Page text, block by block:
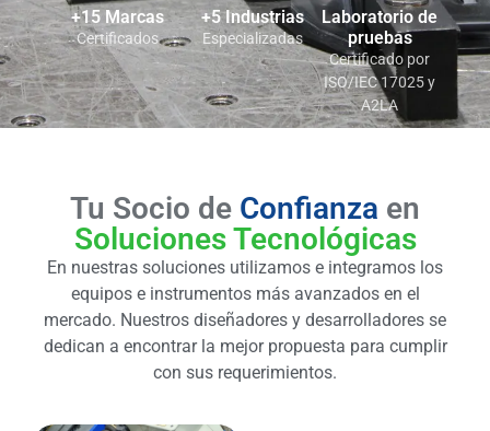
+15 Marcas
Certificados
+5 Industrias
Especializadas
Laboratorio de
pruebas
Certificado por
ISO/IEC 17025 y
A2LA
Tu Socio de Confianza en
Soluciones Tecnológicas
En nuestras soluciones utilizamos e integramos los
equipos e instrumentos más avanzados en el
mercado. Nuestros diseñadores y desarrolladores se
dedican a encontrar la mejor propuesta para cumplir
con sus requerimientos.